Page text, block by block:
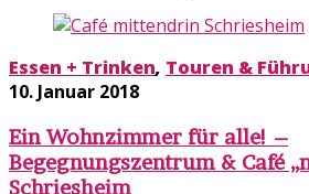
Essen + Trinken, Touren &
10. Januar 2018
Ein Wohnzimmer für alle! –
Begegnungszentrum & Café
Schriesheim